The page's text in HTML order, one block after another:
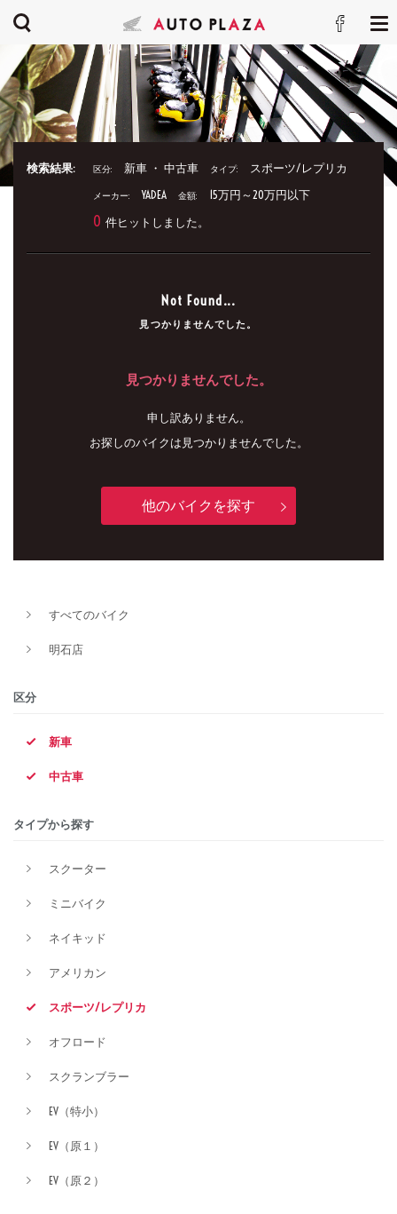
検索結果: 区分: 新車 ・ 中古車 タイプ: スポーツ/レプリカ
メーカー: YADEA 金額: 15万円～20万円以下
0 件ヒットしました。
Not Found...
見つかりませんでした。
見つかりませんでした。
申し訳ありません。
お探しのバイクは見つかりませんでした。
他のバイクを探す
すべてのバイク
明石店
区分
新車
中古車
タイプから探す
スクーター
ミニバイク
ネイキッド
アメリカン
スポーツ/レプリカ
オフロード
スクランブラー
EV（特小）
EV（原１）
EV（原２）
新車
タイプ
価格